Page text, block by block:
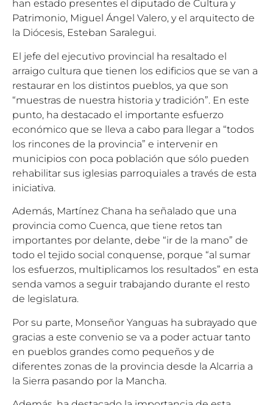
han estado presentes el diputado de Cultura y
Patrimonio, Miguel Ángel Valero, y el arquitecto de
la Diócesis, Esteban Saralegui.
El jefe del ejecutivo provincial ha resaltado el
arraigo cultura que tienen los edificios que se van a
restaurar en los distintos pueblos, ya que son
“muestras de nuestra historia y tradición”. En este
punto, ha destacado el importante esfuerzo
económico que se lleva a cabo para llegar a “todos
los rincones de la provincia” e intervenir en
municipios con poca población que sólo pueden
rehabilitar sus iglesias parroquiales a través de esta
iniciativa.
Además, Martínez Chana ha señalado que una
provincia como Cuenca, que tiene retos tan
importantes por delante, debe “ir de la mano” de
todo el tejido social conquense, porque “al sumar
los esfuerzos, multiplicamos los resultados” en esta
senda vamos a seguir trabajando durante el resto
de legislatura.
Por su parte, Monseñor Yanguas ha subrayado que
gracias a este convenio se va a poder actuar tanto
en pueblos grandes como pequeños y de
diferentes zonas de la provincia desde la Alcarria a
la Sierra pasando por la Mancha.